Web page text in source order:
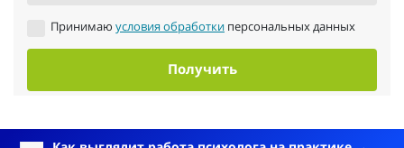
Принимаю условия обработки персональных данных
Получить